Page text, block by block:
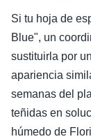
Si tu hoja de
Blue", un
sustituirla por
apariencia
semanas del
teñidas en
húmedo de